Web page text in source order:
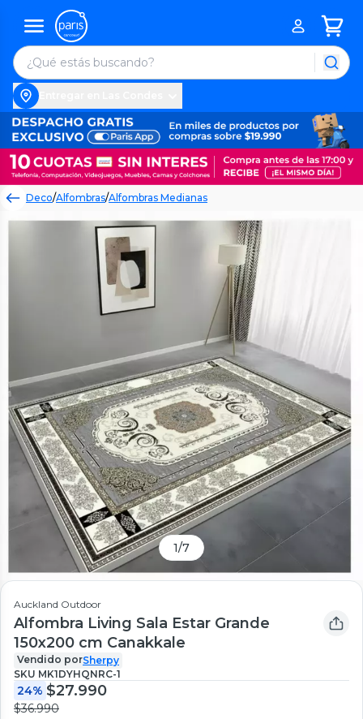
Deco/Alfombras/Alfombras Medianas
1/7
Auckland Outdoor
Alfombra Living Sala Estar Grande
150x200 cm Canakkale
Vendido porSherpy
SKU MK1DYHQNRC-1
24% $27.990
$36.990